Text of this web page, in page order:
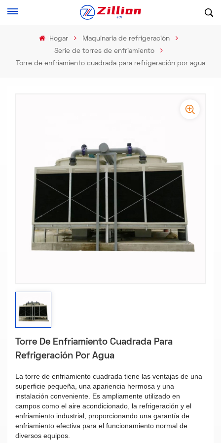
Hogar
Maquinaria de refrigeración
Serie de torres de enfriamiento
Torre de enfriamiento cuadrada para refrigeración por agua
Torre De Enfriamiento Cuadrada Para
Refrigeración Por Agua
La torre de enfriamiento cuadrada tiene las ventajas de una
superficie pequeña, una apariencia hermosa y una
instalación conveniente. Es ampliamente utilizado en
campos como el aire acondicionado, la refrigeración y el
enfriamiento industrial, proporcionando una garantía de
enfriamiento efectiva para el funcionamiento normal de
diversos equipos.